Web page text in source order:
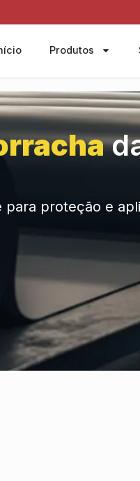
Produtos
para proteção e